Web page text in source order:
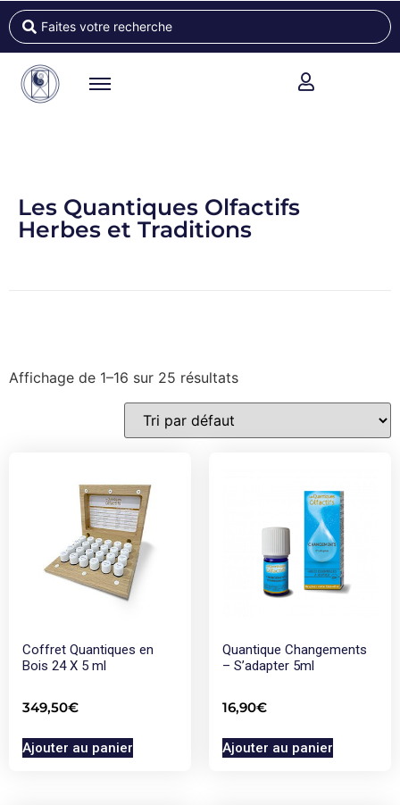
Les Quantiques Olfactifs
Herbes et Traditions
Affichage de 1–16 sur 25 résultats
Coffret Quantiques en
Bois 24 X 5 ml
349,50€
Ajouter au panier
Quantique Changements
– S’adapter 5ml
16,90€
Ajouter au panier